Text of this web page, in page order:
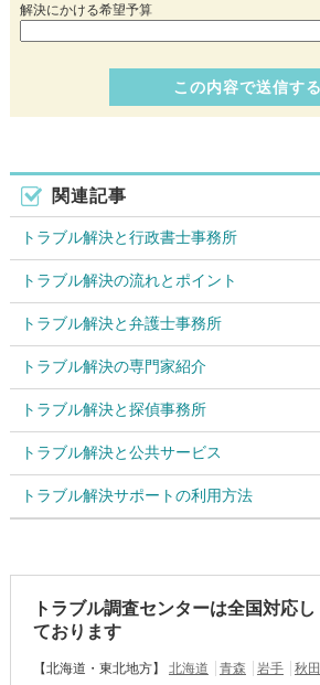
解決にかける希望予算
関連記事
トラブル解決と行政書士事務所
トラブル解決の流れとポイント
トラブル解決と弁護士事務所
トラブル解決の専門家紹介
トラブル解決と探偵事務所
トラブル解決と公共サービス
トラブル解決サポートの利用方法
トラブル調査センターは全国対応し
ております
【北海道・東北地方】 北海道 青森 岩手 秋田